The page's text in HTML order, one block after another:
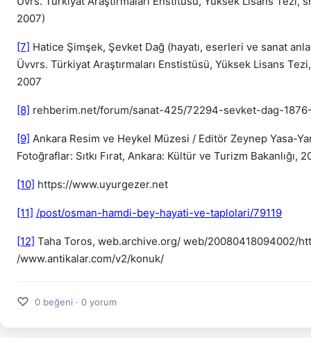
2007)
[7] Hatice Şimşek, Şevket Dağ (hayatı, eserleri ve sanat
Üvvrs. Türkiyat Araştırmaları Enstistüsü, Yüksek Lisans
2007
[8] rehberim.net/forum/sanat-425/72294-sevket-dag-
[9] Ankara Resim ve Heykel Müzesi / Editör Zeynep Yasa-
Fotoğraflar: Sıtkı Fırat, Ankara: Kültür ve Turizm Bakanlığı,
[10] https://www.uyurgezer.net
[11] /post/osman-hamdi-bey-hayati-ve-taplolari/79119
[12] Taha Toros, web.archive.org/ web/20080418094002/
/www.antikalar.com/v2/konuk/
♡ 0 beğeni · 0 yorum